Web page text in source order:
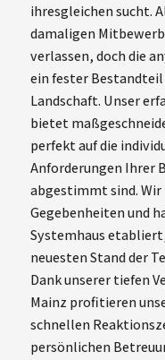
ihresgleichen sucht.
damaligen
verlassen, doch die
ein fester
Landschaft. Unser
bietet
perfekt auf die
Anforderungen Ihrer
abgestimmt sind.
Gegebenheiten und
Systemhaus
neuesten Stand der
Dank unserer tiefen
Mainz profitieren
schnellen
persönlichen